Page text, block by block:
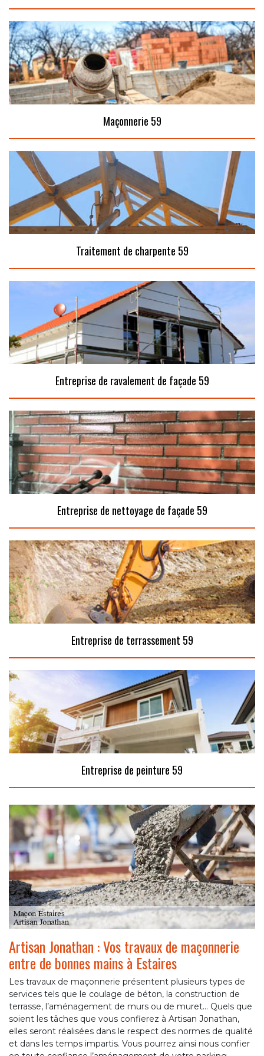
Maçonnerie 59
Traitement de charpente 59
Entreprise de ravalement de façade 59
Entreprise de nettoyage de façade 59
Entreprise de terrassement 59
Entreprise de peinture 59
Artisan Jonathan : Vos travaux de maçonnerie
entre de bonnes mains à Estaires
Les travaux de maçonnerie présentent plusieurs types de
services tels que le coulage de béton, la construction de
terrasse, l’aménagement de murs ou de muret… Quels que
soient les tâches que vous confierez à Artisan Jonathan,
elles seront réalisées dans le respect des normes de qualité
et dans les temps impartis. Vous pourrez ainsi nous confier